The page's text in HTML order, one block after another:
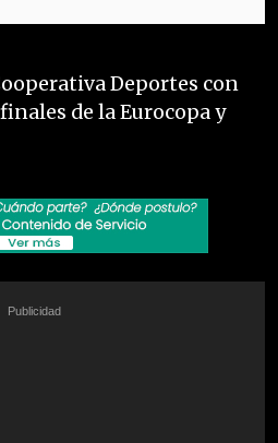
Deportes con
de la Eurocopa y